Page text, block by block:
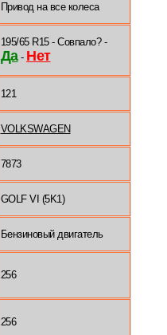
Привод на все колеса
195/65 R15 - Совпало? -
Да- Нет
121
VOLKSWAGEN
7873
GOLF VI (5K1)
Бензиновый двигатель
256
256